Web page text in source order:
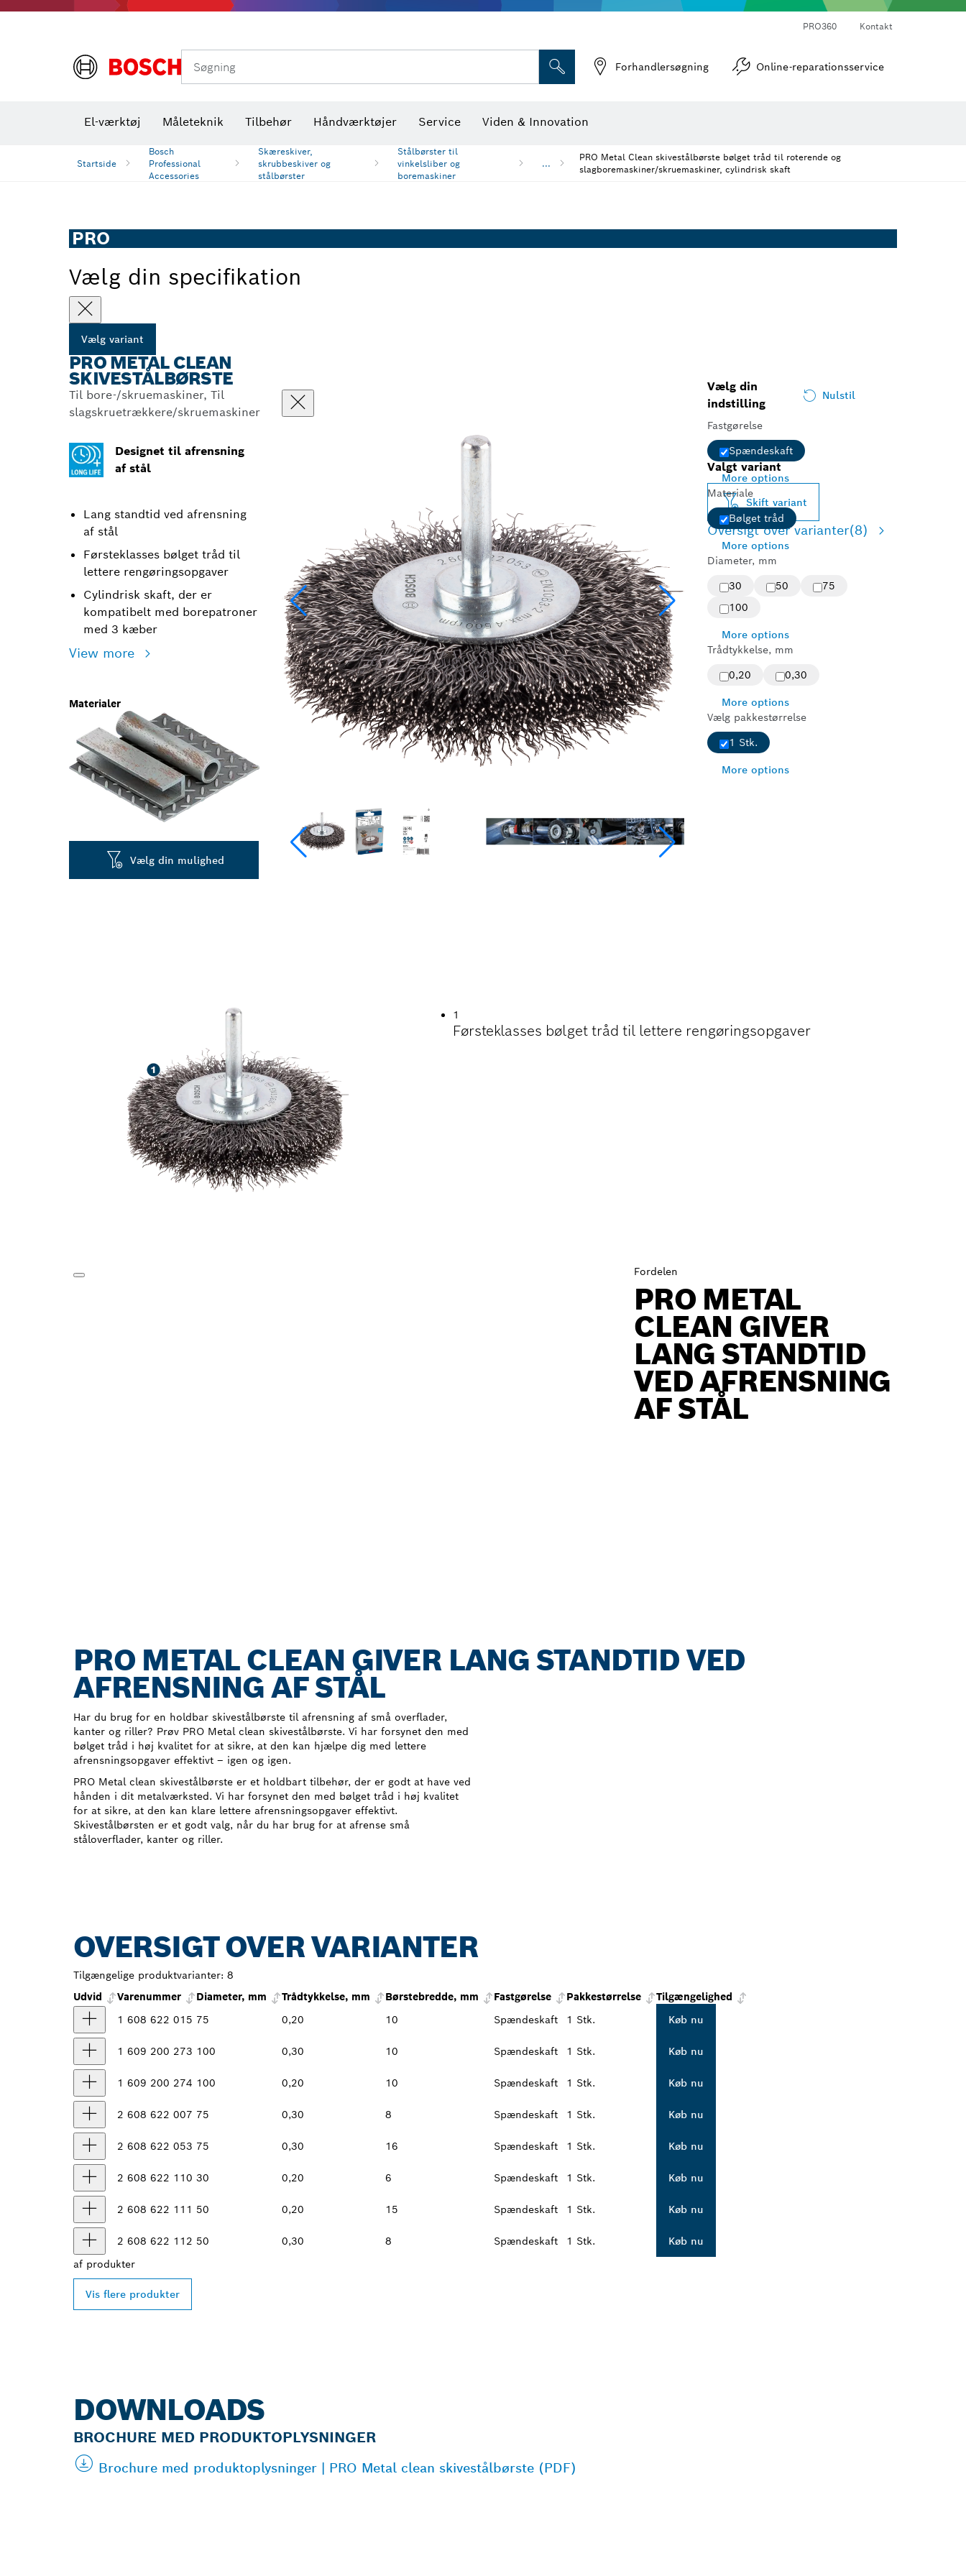
PRO360 Kontakt
Søgning Forhandlersøgning Online-reparationsservice
El-værktøj Måleteknik Tilbehør Håndværktøjer Service Viden & Innovation
Startside
Bosch
Professional
Accessories
Skæreskiver,
skrubbeskiver og
stålbørster
Stålbørster til
vinkelsliber og
boremaskiner
...
PRO Metal Clean skivestålbørste bølget tråd til roterende og
slagboremaskiner/skruemaskiner, cylindrisk skaft
PRO
Vælg din specifikation
Vælg variant
PRO METAL CLEAN
SKIVESTÅLBØRSTE
Til bore-/skruemaskiner, Til
slagskruetrækkere/skruemaskiner
Designet til afrensning
af stål
Lang standtid ved afrensning
af stål
Førsteklasses bølget tråd til
lettere rengøringsopgaver
Cylindrisk skaft, der er
kompatibelt med borepatroner
med 3 kæber
View more
Materialer
Vælg din mulighed
Vælg din
indstilling
Nulstil
Fastgørelse
Spændeskaft
More options
Materiale
Bølget tråd
More options
Diameter, mm
30
50
75
100
More options
Trådtykkelse, mm
0,20
0,30
More options
Vælg pakkestørrelse
1 Stk.
More options
Valgt variant
Skift variant
Oversigt over varianter(8)
1
Førsteklasses bølget tråd til lettere rengøringsopgaver
Fordelen
PRO METAL
CLEAN GIVER
LANG STANDTID
VED AFRENSNING
AF STÅL
PRO METAL CLEAN GIVER LANG STANDTID VED
AFRENSNING AF STÅL
Har du brug for en holdbar skivestålbørste til afrensning af små overflader,
kanter og riller? Prøv PRO Metal clean skivestålbørste. Vi har forsynet den med
bølget tråd i høj kvalitet for at sikre, at den kan hjælpe dig med lettere
afrensningsopgaver effektivt – igen og igen.
PRO Metal clean skivestålbørste er et holdbart tilbehør, der er godt at have ved
hånden i dit metalværksted. Vi har forsynet den med bølget tråd i høj kvalitet
for at sikre, at den kan klare lettere afrensningsopgaver effektivt.
Skivestålbørsten er et godt valg, når du har brug for at afrense små
ståloverflader, kanter og riller.
OVERSIGT OVER VARIANTER
Tilgængelige produktvarianter: 8
Udvid
Varenummer Diameter, mm Trådtykkelse, mm Børstebredde, mm Fastgørelse Pakkestørrelse
Tilgængelighed
1 608 622 015 75 0,20 10 Spændeskaft 1 Stk. Køb nu
1 609 200 273 100 0,30 10 Spændeskaft 1 Stk. Køb nu
1 609 200 274 100 0,20 10 Spændeskaft 1 Stk. Køb nu
2 608 622 007 75 0,30 8 Spændeskaft 1 Stk. Køb nu
2 608 622 053 75 0,30 16 Spændeskaft 1 Stk. Køb nu
2 608 622 110 30 0,20 6 Spændeskaft 1 Stk. Køb nu
2 608 622 111 50 0,20 15 Spændeskaft 1 Stk. Køb nu
2 608 622 112 50 0,30 8 Spændeskaft 1 Stk.
Køb nu
af produkter
Vis flere produkter
DOWNLOADS
BROCHURE MED PRODUKTOPLYSNINGER
Brochure med produktoplysninger | PRO Metal clean skivestålbørste (PDF)